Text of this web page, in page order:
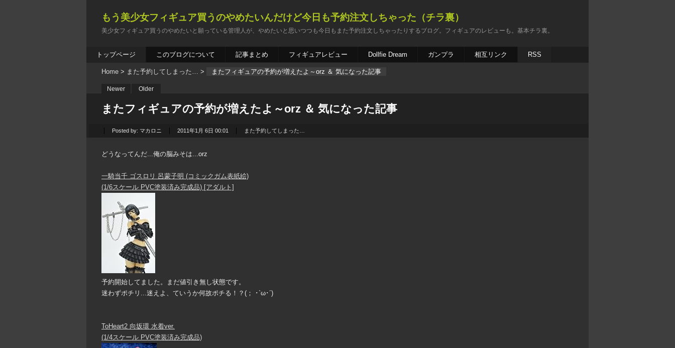
もう美少女フィギュア買うのやめたいんだけど今日も予約注文しちゃった（チラ裏）
美少女フィギュア買うのやめたいと願っている管理人が、やめたいと思いつつも今日もまた予約注文しちゃったりするブログ。フィギュアのレビューも。基本チラ裏。
トップページ このブログについて 記事まとめ フィギュアレビュー Dollfie Dream ガンプラ 相互リンク RSS
Home > また予約してしまった… > またフィギュアの予約が増えたよ～orz ＆ 気になった記事
Newer Older
またフィギュアの予約が増えたよ～orz ＆ 気になった記事
Posted by: マカロニ 2011年1月 6日 00:01 また予約してしまった…
どうなってんだ...俺の脳みそは...orz
一騎当千 ゴスロリ 呂蒙子明 (コミックガム表紙絵)
(1/6スケール PVC塗装済み完成品) [アダルト]
予約開始してました。まだ値引き無し状態です。
迷わずポチリ...迷えよ、ていうか何故ポチる！？(； ･`ω･´)
ToHeart2 向坂環 水着ver.
(1/4スケール PVC塗装済み完成品)